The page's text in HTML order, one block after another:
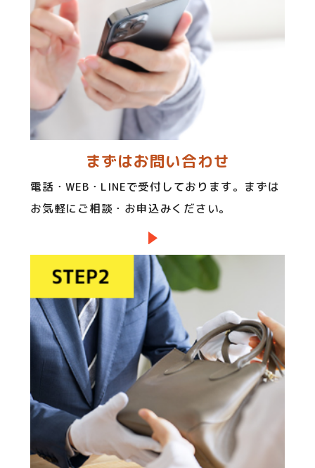
まずはお問い合わせ
電話・WEB・LINEで受付しております。まずは
お気軽にご相談・お申込みください。